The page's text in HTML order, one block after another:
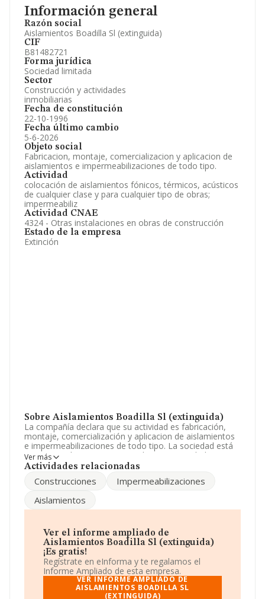
Información general
Razón social
Aislamientos Boadilla Sl (extinguida)
CIF
B81482721
Forma jurídica
Sociedad limitada
Sector
Construcción y actividades
inmobiliarias
Fecha de constitución
22-10-1996
Fecha último cambio
5-6-2026
Objeto social
Fabricacion, montaje, comercializacion y aplicacion de
aislamientos e impermeabilizaciones de todo tipo.
Actividad
colocación de aislamientos fónicos, térmicos, acústicos
de cualquier clase y para cualquier tipo de obras;
impermeabiliz
Actividad CNAE
4324 - Otras instalaciones en obras de construcción
Estado de la empresa
Extinción
Sobre Aislamientos Boadilla Sl (extinguida)
La compañía declara que su actividad es fabricación,
montaje, comercialización y aplicacion de aislamientos
e impermeabilizaciones de todo tipo. La sociedad está
inscrita en el Registro Mercantil como Sociedad
Limitada. Clasifica su actividad CNAE como '%cnae%',
mercados exteriores.
De acuerdo con la Recomendación 2003/361/CE de la
Comisión, de 6 de mayo de 2003, sobre la definición de
compañía reúne los requisitos de una microempresa.
Teniendo en cuenta la información disponible en
INFORMA, ha dispuesto de un número de empleados
por encima de la media de sector.
Para ponerse en contacto con sus oficinas, la empresa
facilita el número de teléfono 916321256.
Ver más
Actividades relacionadas
Construcciones
Impermeabilizaciones
Aislamientos
Ver el informe ampliado de
Aislamientos Boadilla Sl (extinguida)
¡Es gratis!
Regístrate en eInforma y te regalamos el
Informe Ampliado de esta empresa.
VER INFORME AMPLIADO DE
AISLAMIENTOS BOADILLA SL
(EXTINGUIDA)
Información oficial y registral complementaria.